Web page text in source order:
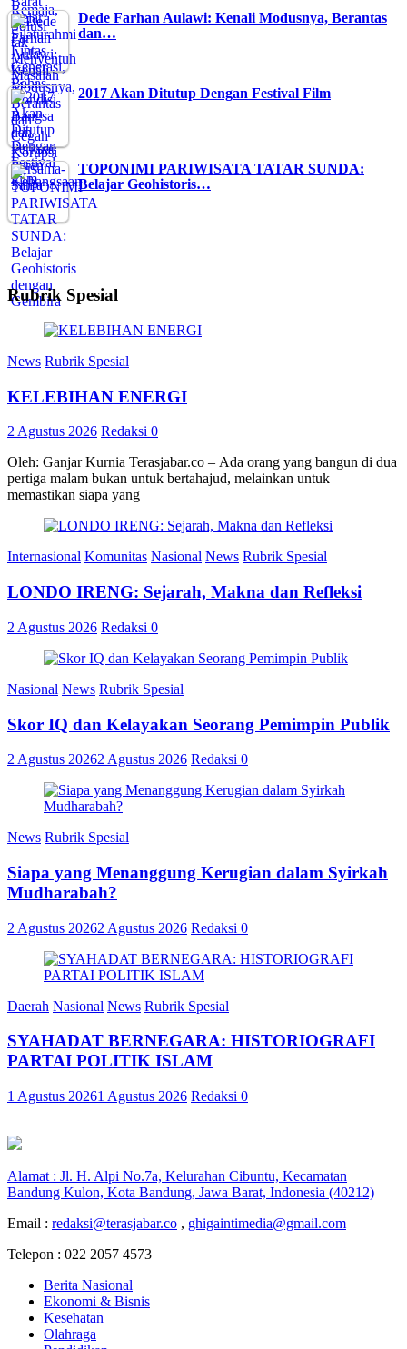
Dede Farhan Aulawi: Kenali Modusnya, Berantas
dan…
2017 Akan Ditutup Dengan Festival Film
TOPONIMI PARIWISATA TATAR SUNDA:
Belajar Geohistoris…
Rubrik Spesial
News Rubrik Spesial
KELEBIHAN ENERGI
2 Agustus 2026 Redaksi 0
Oleh: Ganjar Kurnia Terasjabar.co – Ada orang yang bangun di dua
pertiga malam bukan untuk bertahajud, melainkan untuk
memastikan siapa yang
Internasional Komunitas Nasional News Rubrik Spesial
LONDO IRENG: Sejarah, Makna dan Refleksi
2 Agustus 2026 Redaksi 0
Nasional News Rubrik Spesial
Skor IQ dan Kelayakan Seorang Pemimpin Publik
2 Agustus 20262 Agustus 2026 Redaksi 0
News Rubrik Spesial
Siapa yang Menanggung Kerugian dalam Syirkah
Mudharabah?
2 Agustus 20262 Agustus 2026 Redaksi 0
Daerah Nasional News Rubrik Spesial
SYAHADAT BERNEGARA: HISTORIOGRAFI
PARTAI POLITIK ISLAM
1 Agustus 20261 Agustus 2026 Redaksi 0
Alamat : Jl. H. Alpi No.7a, Kelurahan Cibuntu, Kecamatan
Bandung Kulon, Kota Bandung, Jawa Barat, Indonesia (40212)
Email : redaksi@terasjabar.co , ghigaintimedia@gmail.com
Telepon : 022 2057 4573
Berita Nasional
Ekonomi & Bisnis
Kesehatan
Olahraga